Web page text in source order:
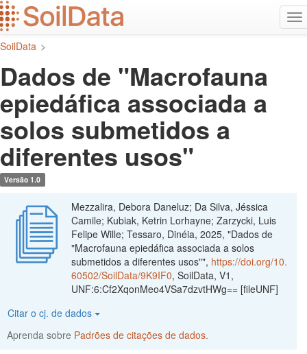
Ir
para
o
conteúdo
SoilData >
Dados de "Macrofauna
epiedáfica associada a
solos submetidos a
diferentes usos"
Versão 1.0
Mezzalira, Debora Daneluz; Da Silva, Jéssica
Camile; Kubiak, Ketrin Lorhayne; Zarzycki, Luis
Felipe Wille; Tessaro, Dinéia, 2025, "Dados de
"Macrofauna epiedáfica associada a solos
submetidos a diferentes usos"", https://doi.org/10.
60502/SoilData/9K9IF0, SoilData, V1,
UNF:6:Cf2XqonMeo4VSa7dzvtHWg== [fileUNF]
Citar o cj. de dados
Aprenda sobre Padrões de citações de dados.